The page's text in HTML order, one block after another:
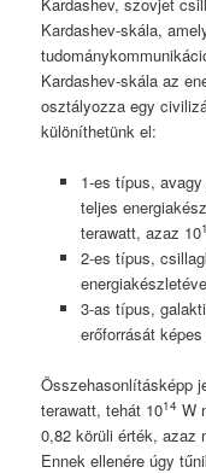
Kardashev-skála,
Kardashev-skála az
osztályozza egy
különíthetünk el:
1-es típus,
teljes
terawatt, azaz 10
2-es típus,
3-as típus,
erőforrását
Összehasonlításképp
terawatt, tehát 1014 W
0,82 körüli érték, azaz
Ennek ellenére úgy